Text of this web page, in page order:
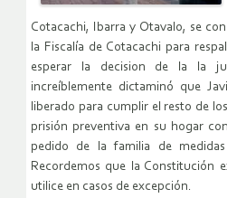
Cotacachi, Ibarra y Otavalo, se
la Fiscalía de Cotacachi para
esperar la decision de la la
increíblemente dictaminó que
liberado para cumplir el resto de
prisión preventiva en su hogar
pedido de la familia de
Recordemos que la Constitución
utilice en casos de excepción.